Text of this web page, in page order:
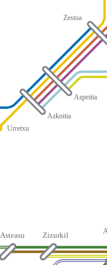
Urretxu
Zestoa
Azpeitia
Azkoitia
Zizurkil
Asteasu